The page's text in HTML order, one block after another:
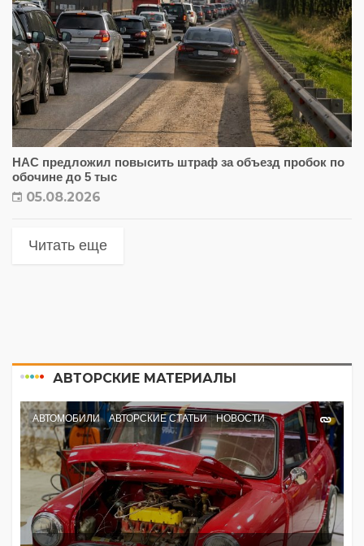
НАС предложил повысить штраф за объезд пробок по
обочине до 5 тыс
05.08.2026
Читать еще
АВТОРСКИЕ МАТЕРИАЛЫ
АВТОМОБИЛИ АВТОРСКИЕ СТАТЬИ НОВОСТИ